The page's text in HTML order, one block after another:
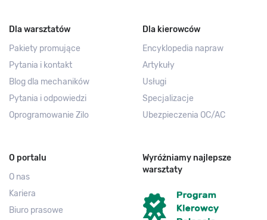
Dla warsztatów
Pakiety promujące
Pytania i kontakt
Blog dla mechaników
Pytania i odpowiedzi
Oprogramowanie Zilo
Dla kierowców
Encyklopedia napraw
Artykuły
Usługi
Specjalizacje
Ubezpieczenia OC/AC
O portalu
O nas
Kariera
Biuro prasowe
Wyróżniamy najlepsze
warsztaty